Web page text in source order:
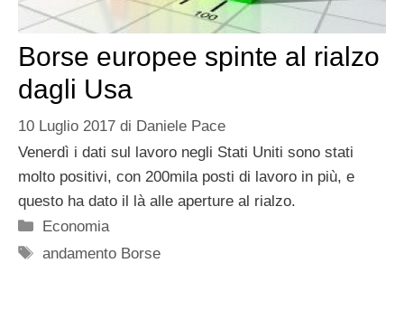
Borse europee spinte al rialzo
dagli Usa
10 Luglio 2017 di Daniele Pace
Venerdì i dati sul lavoro negli Stati Uniti sono stati
molto positivi, con 200mila posti di lavoro in più, e
questo ha dato il là alle aperture al rialzo.
Categorie
Economia
Tag
andamento Borse